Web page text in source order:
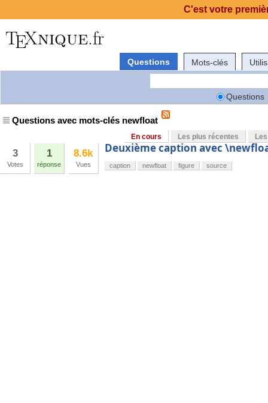
Questions Mots-clés
Questions
Questions avec mots-clés newfloat
En cours Les plus récentes
3
Votes
1
réponse
8.6k
Vues
Deuxième caption avec
caption newfloat figure source
C'est votre